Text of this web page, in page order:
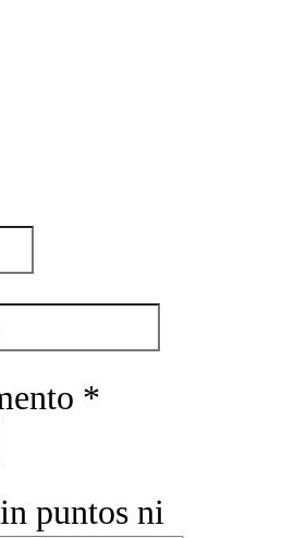
*
puntos ni